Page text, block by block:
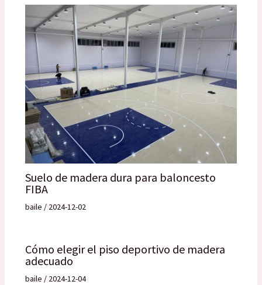
Suelo de madera dura para baloncesto
FIBA
baile / 2024-12-02
Cómo elegir el piso deportivo de madera
adecuado
baile / 2024-12-04